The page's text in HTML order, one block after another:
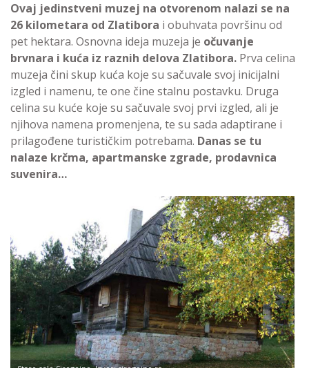
Ovaj jedinstveni muzej na otvorenom nalazi se na
26 kilometara od Zlatibora i obuhvata površinu od
pet hektara. Osnovna ideja muzeja je očuvanje
brvnara i kuća iz raznih delova Zlatibora. Prva celina
muzeja čini skup kuća koje su sačuvale svoj inicijalni
izgled i namenu, te one čine stalnu postavku. Druga
celina su kuće koje su sačuvale svoj prvi izgled, ali je
njihova namena promenjena, te su sada adaptirane i
prilagođene turističkim potrebama. Danas se tu
nalaze krčma, apartmanske zgrade, prodavnica
suvenira…